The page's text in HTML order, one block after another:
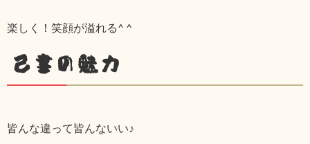
楽しく！笑顔が溢れる^ ^
己書の魅力
皆んな違って皆んないい♪